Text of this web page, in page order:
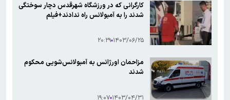
کارگرانی که در ورزشگاه شهرقدس دچار سوختگی
شدند را به آمبولانس راه ندادند+فیلم
۱۴۰۳/۰۶/۲۵ ۲۰:۲۹
مزاحمان اورژانس به آمبولانس‌شویی محکوم
شدند
۱۴۰۳/۰۴/۳۱ ۱۹:۰۷